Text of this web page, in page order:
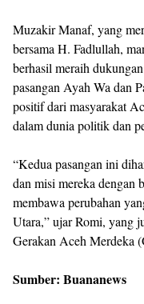
Muzakir Manaf, yang
bersama H. Fadlullah,
berhasil meraih
pasangan Ayah Wa dan
positif dari masyarakat
dalam dunia politik dan
“Kedua pasangan ini
dan misi mereka dengan
membawa perubahan
Utara,” ujar Romi, yang
Gerakan Aceh Merdeka
Sumber: Buananews